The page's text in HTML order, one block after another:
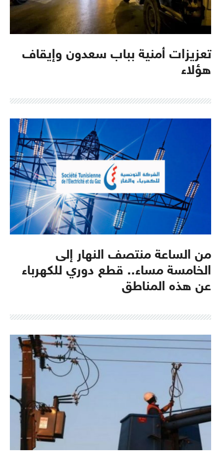
تعزيزات أمنية بباب سعدون وإيقاف
هؤلاء
من الساعة منتصف النهار إلى
الخامسة مساء.. قطع دوري للكهرباء
عن هذه المناطق